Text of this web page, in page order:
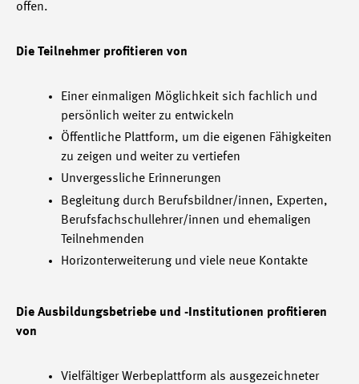
offen.
Die Teilnehmer profitieren von
Einer einmaligen Möglichkeit sich fachlich und
persönlich weiter zu entwickeln
Öffentliche Plattform, um die eigenen Fähigkeiten
zu zeigen und weiter zu vertiefen
Unvergessliche Erinnerungen
Begleitung durch Berufsbildner/innen, Experten,
Berufsfachschullehrer/innen und ehemaligen
Teilnehmenden
Horizonterweiterung und viele neue Kontakte
Die Ausbildungsbetriebe und -Institutionen profitieren
von
Vielfältiger Werbeplattform als ausgezeichneter